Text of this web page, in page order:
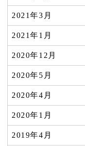
2021年3月
2021年1月
2020年12月
2020年5月
2020年4月
2020年1月
2019年4月